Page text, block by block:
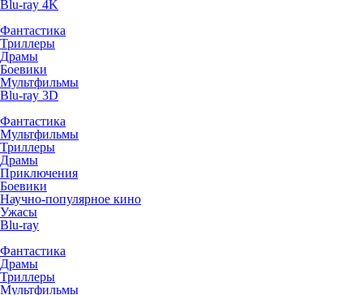
Blu-ray 4K
Фантастика
Триллеры
Драмы
Боевики
Мультфильмы
Blu-ray 3D
Фантастика
Мультфильмы
Триллеры
Драмы
Приключения
Боевики
Научно-популярное кино
Ужасы
Blu-ray
Фантастика
Драмы
Триллеры
Мультфильмы